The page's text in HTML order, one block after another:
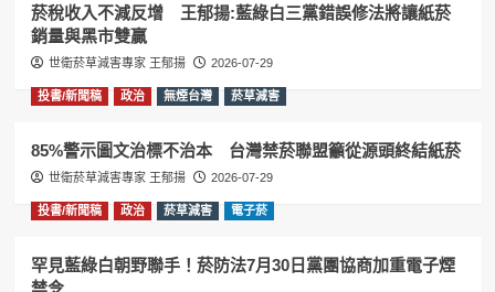
菸稅收入不減反增 王郁揚:藍綠白三黨錯誤修法將讓紙菸
銷量與黑市雙贏
世衛菸草減害專家 王郁揚 2026-07-29
投書/新聞稿 政治 無煙台灣 菸草減害
85%警示圖文治標不治本 台灣禁菸聯盟籲從源頭終結紙菸
世衛菸草減害專家 王郁揚 2026-07-29
投書/新聞稿 政治 菸草減害 電子菸
罕見藍綠白朝野聯手！菸防法7月30日黨團協商加重電子煙